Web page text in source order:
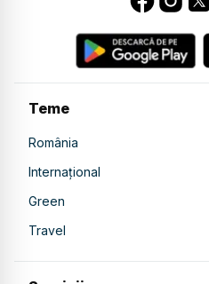
Teme
România
Internațional
Green
Travel